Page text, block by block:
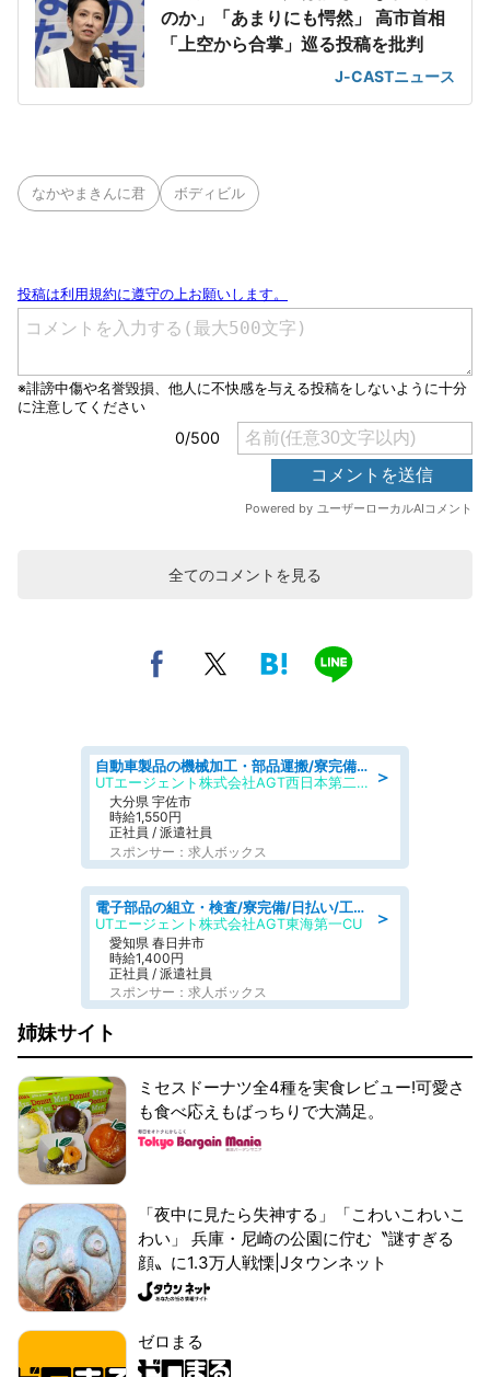
のか」「あまりにも愕然」 高市首相
「上空から合掌」巡る投稿を批判
J-CASTニュース
なかやまきんに君 ボディビル
全てのコメントを見る
＞
自動車製品の機械加工・部品運搬/寮完備/日払い/工場・製造
UTエージェント株式会社AGT西日本第二CU
大分県 宇佐市
時給1,550円
正社員 / 派遣社員
スポンサー：求人ボックス
＞
電子部品の組立・検査/寮完備/日払い/工場・製造
UTエージェント株式会社AGT東海第一CU
愛知県 春日井市
時給1,400円
正社員 / 派遣社員
スポンサー：求人ボックス
姉妹サイト
ミセスドーナツ全4種を実食レビュー!可愛さ
も食べ応えもばっちりで大満足。
「夜中に見たら失神する」「こわいこわいこ
わい」 兵庫・尼崎の公園に佇む〝謎すぎる
顔〟に1.3万人戦慄|Jタウンネット
ゼロまる